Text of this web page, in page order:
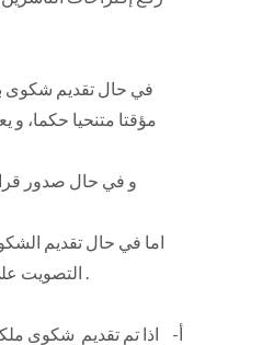
في حال تقديم شكوى
مؤقتا متنحيا حكما، و
اما في حال تقديم
التصويت على اي قرارت متعلقه بالشكوى المعروضه و في حال صدور الادانه يقرر المجلس العقوبة ضده .
أ‌- اذا تم تقديم شكوى